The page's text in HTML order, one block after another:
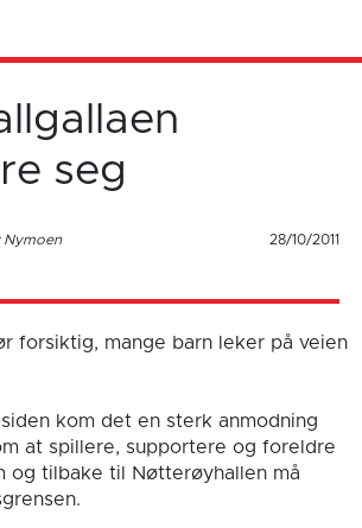
seg
Nymoen 28/10/2011
forsiktig, mange barn leker på veien
kom det en sterk anmodning
at spillere, supportere og foreldre
og tilbake til Nøtterøyhallen må